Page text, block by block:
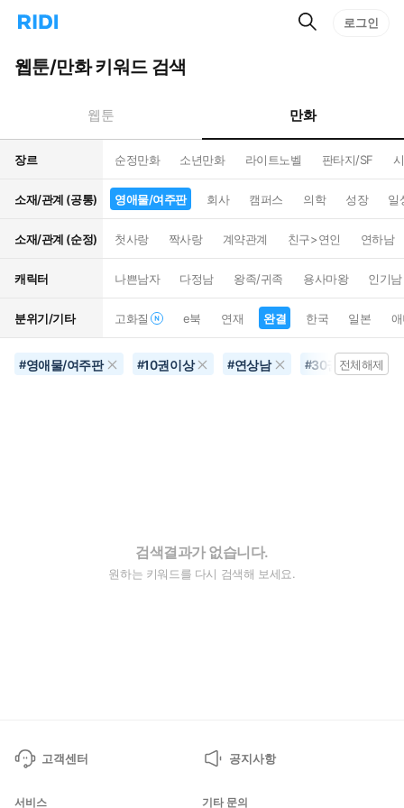
리
홈
으
턴
트
검
로그인
웹툰/만화 키워드 검색
웹툰 만화
장르 순정만화 소년만화 라이트노벨 판타지/SF
소재/관계 (공통) 영애물/여주판 회사 캠퍼스 의학 성장 일
소재/관계 (순정) 첫사랑 짝사랑 계약관계 친구>연인 연하남
캐릭터 나쁜남자 다정남 왕족/귀족 용사마왕 인기남
분위기/기타 고화질 e북 연재 완결 한국 일본
#영애물/여주판 #10권이상 #연상남 #30권이상
전체해제
검색결과가 없습니다.
원하는 키워드를 다시 검색해 보세요.
고객센터 공지사항
서비스 기타 문의